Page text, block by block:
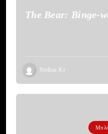
The Bear: Binge-
Stelios Kr